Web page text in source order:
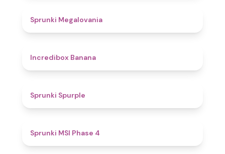
Sprunki Megalovania
Incredibox Banana
Sprunki Spurple
Sprunki MSI Phase 4